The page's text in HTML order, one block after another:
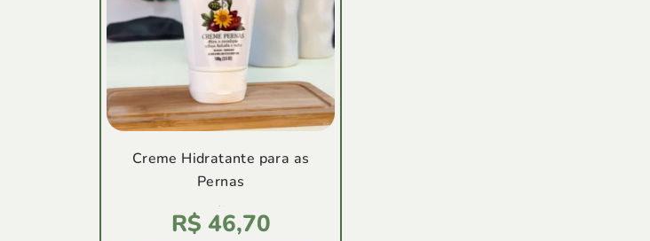
Creme Hidratante para as
Pernas
4.86
de
5
R$ 46,70